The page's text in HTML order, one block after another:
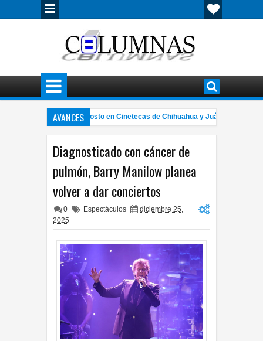
AVANCES
de cine gratuito en agosto en Cinetecas de Chihuahua y Juárez
Diagnosticado con cáncer de
pulmón, Barry Manilow planea
volver a dar conciertos
0 Espectáculos
diciembre 25,
2025